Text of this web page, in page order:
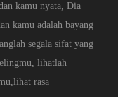
kamu nyata, Dia
kamu adalah bayang
segala sifat yang
lihatlah
rasa